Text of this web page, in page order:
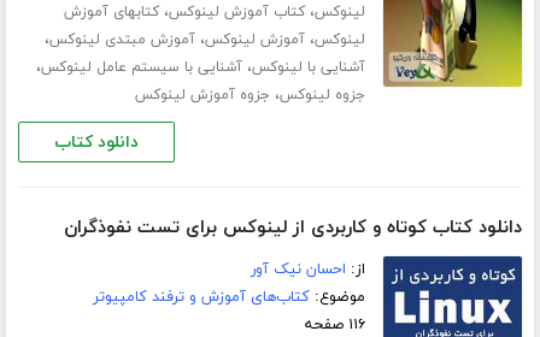
لینوکس،کتاب آموزش لینوکس،کتابهای آموزش
لینوکس،آموزش لینوکس،آموزش مبتدی لینوکس،
آشنایی با لینوکس،آشنایی با سیستم عامل لینوکس،
جزوه لینوکس، جزوه آموزش لینوکس
دانلود کتاب
دانلود کتاب کوتاه و کاربردی از لینوکس برای تست نفوذگران
از: احسان نیک آور
موضوع:کتاب‌های آموزش و ترفند کامپیوتر
۱۱۶ صفحه